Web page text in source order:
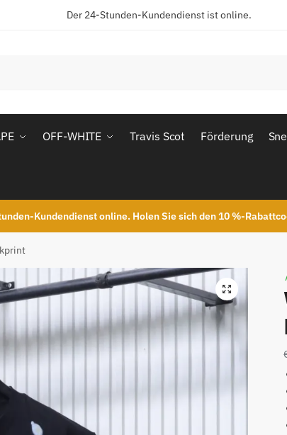
Der 24-Stunden-Kundendienst ist online.
OFF-WHITE Travis Scot Förderung
Kundendienst online. Holen Sie sich den 10 %-